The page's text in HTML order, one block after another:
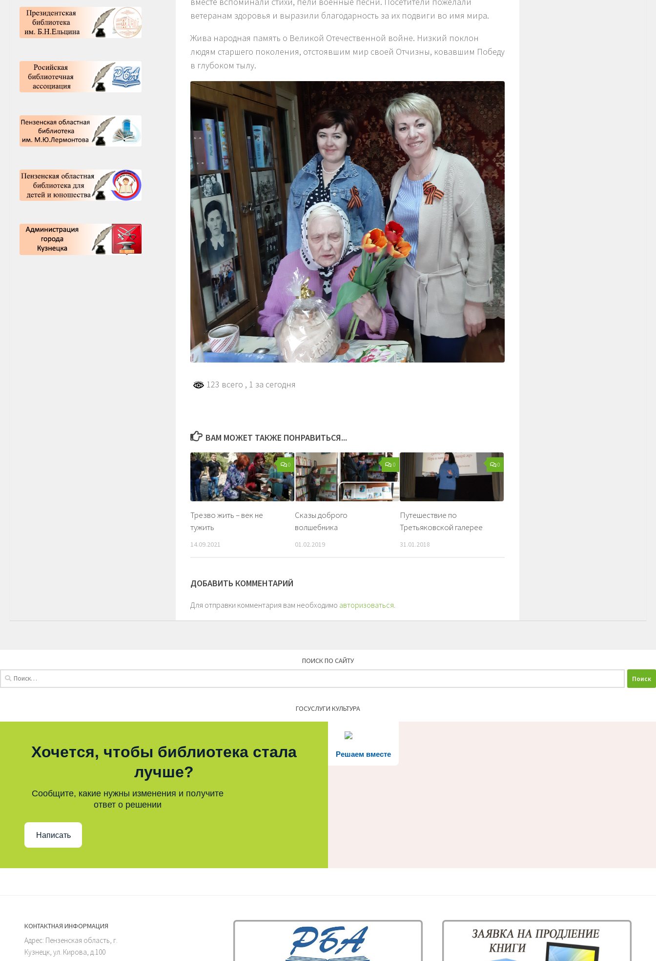
ветеранам здоровья и выразили благодарность за их подвиги во имя мира.
Жива народная память о Великой Отечественной войне. Низкий поклон
людям старшего поколения, отстоявшим мир своей Отчизны, ковавшим Победу
в глубоком тылу.
123 всего , 1 за сегодня
ВАМ МОЖЕТ ТАКЖЕ ПОНРАВИТЬСЯ...
0
Трезво жить – век не
тужить
14.09.2021
0
Сказы доброго
волшебника
01.02.2019
0
Путешествие по
Третьяковской галерее
31.01.2018
ДОБАВИТЬ КОММЕНТАРИЙ
Для отправки комментария вам необходимо авторизоваться.
ПОИСК ПО САЙТУ
ГОСУСЛУГИ КУЛЬТУРА
Решаем вместе
Хочется, чтобы библиотека стала
лучше?
Сообщите, какие нужны изменения и получите
ответ о решении
Написать
КОНТАКТНАЯ ИНФОРМАЦИЯ
Адрес: Пензенская область, г.
Кузнецк, ул. Кирова, д.100